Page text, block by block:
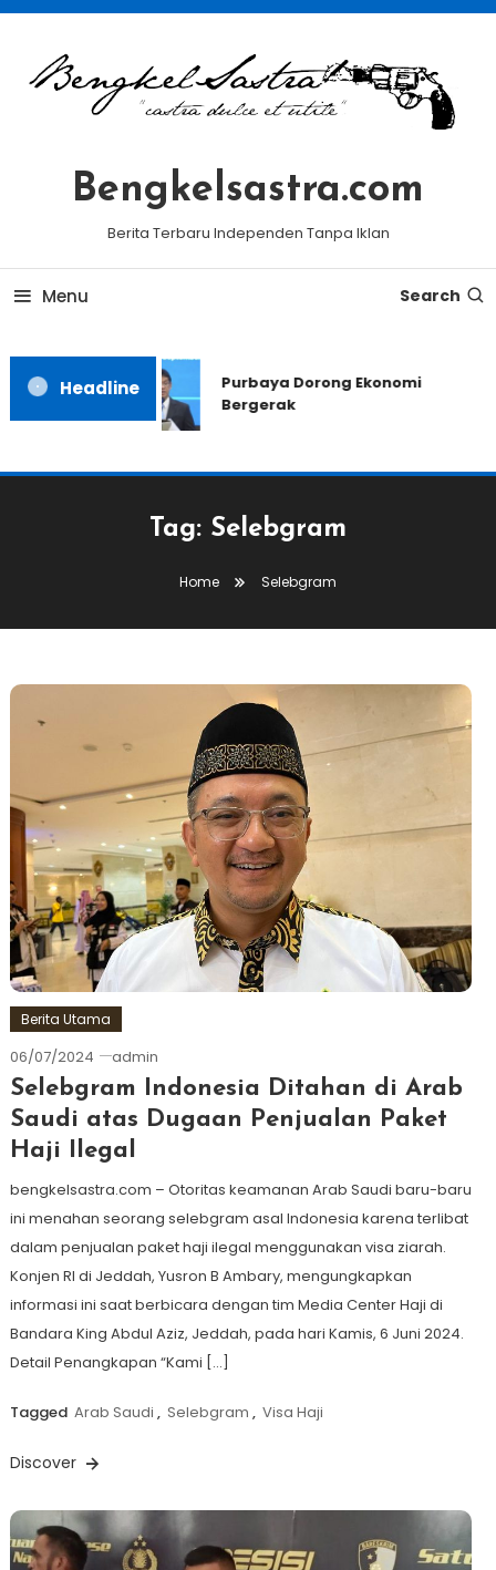
Skip
Content
Bengkelsastra.com
Berita Terbaru Independen Tanpa Iklan
Menu Search
Headline
Purbaya Dorong Ekonomi
Bergerak
Tag: Selebgram
Home Selebgram
Berita Utama
06/07/2024 admin
Selebgram Indonesia Ditahan di Arab
Saudi atas Dugaan Penjualan Paket
Haji Ilegal
bengkelsastra.com – Otoritas keamanan Arab Saudi baru-baru
ini menahan seorang selebgram asal Indonesia karena terlibat
dalam penjualan paket haji ilegal menggunakan visa ziarah.
Konjen RI di Jeddah, Yusron B Ambary, mengungkapkan
informasi ini saat berbicara dengan tim Media Center Haji di
Bandara King Abdul Aziz, Jeddah, pada hari Kamis, 6 Juni 2024.
Detail Penangkapan “Kami […]
Tagged Arab Saudi , Selebgram , Visa Haji
Discover